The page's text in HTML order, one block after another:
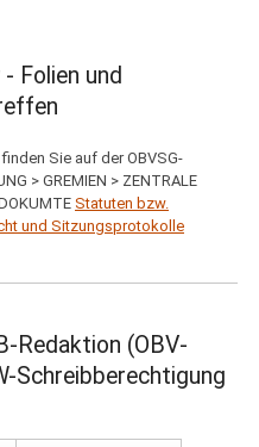
Folien und
Sie auf der OBVSG-
> GREMIEN > ZENTRALE
Statuten bzw.
und Sitzungsprotokolle
-Redaktion (OBV-
Schreibberechtigung